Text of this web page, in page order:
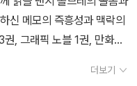
아빠의 반응이다. 미아는
안된다고 이야기했다. 미
다. 문제는 칭찬 실컷 해 놓고
신 메모의 즉흥성과 맥락의
, 그래픽 노블 1권, 만화책
더보기